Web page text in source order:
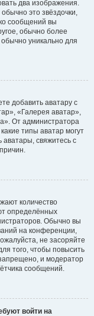
два изображения.
это звёздочки,
сообщений вы
обычно более
уникально для
добавить аватару с
«Галерея аватар»,
От администратора
типы аватар могут
свяжитесь с
количество
определённых
Обычно вы
на конференции,
не засоряйте
того, чтобы повысить
и модератор
сообщений.
войти на